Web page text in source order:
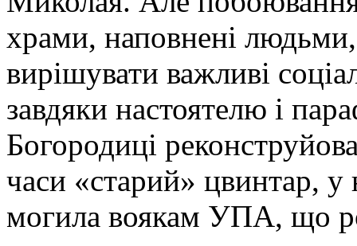
храми, наповнені людьми,
вирішувати важливі
завдяки настоятелю і
Богородиці
часи «старий» цвинтар, у
могила воякам УПА, що